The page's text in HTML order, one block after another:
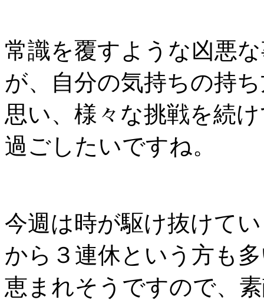
常識を覆すような凶悪
が、自分の気持ちの持
思い、様々な挑戦を続
過ごしたいですね。
今週は時が駆け抜けて
から３連休という方も
恵まれそうですので、